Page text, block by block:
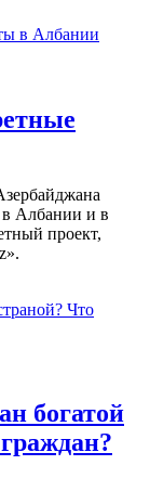
в Албании и в
проект,
богатой